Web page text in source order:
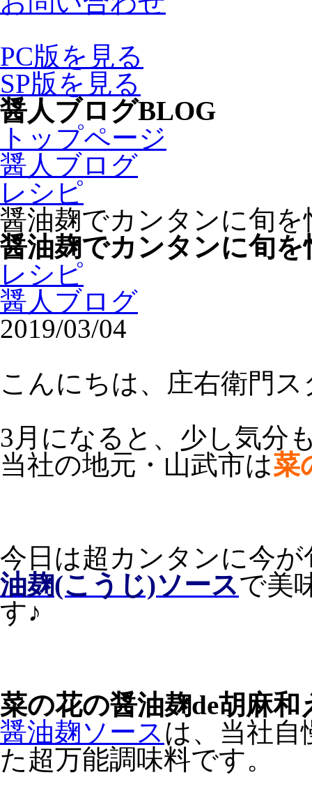
PC版を見る
SP版を見る
醤人ブログBLOG
トップページ
醤人ブログ
レシピ
醤油麹でカンタンに旬を
醤油麹でカンタンに旬を
レシピ
醤人ブログ
2019/03/04
こんにちは、庄右衛門
3月になると、少し気分
当社の地元・山武市は菜
今日は超カンタンに今
油麹(こうじ)ソースで美
す♪
菜の花の醤油麹de胡麻和
醤油麹ソースは、当社自
た超万能調味料です。